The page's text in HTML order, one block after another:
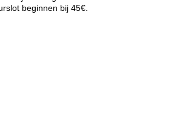
beginnen bij 45€.